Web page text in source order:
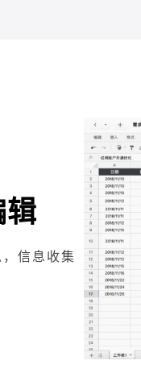
完成任务